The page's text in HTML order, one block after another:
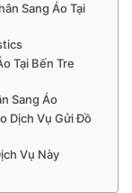
Sang Áo Tại
Tại Bến Tre
Sang Áo
Dịch Vụ Gửi Đồ
Vụ Này